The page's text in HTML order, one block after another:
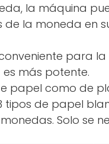
la máquina
la moneda en
para
es más potente.
papel como de
tipos de papel
monedas. Solo